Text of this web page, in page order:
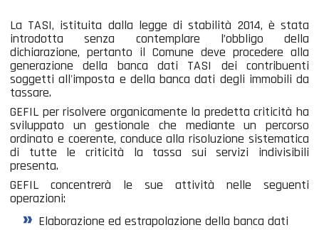
La TASI, istituita dalla legge di stabilità 2014, è stata
introdotta senza contemplare l’obbligo della
dichiarazione, pertanto il Comune deve procedere alla
generazione della banca dati TASI dei contribuenti
soggetti all'imposta e della banca dati degli immobili da
tassare.
GEFIL per risolvere organicamente la predetta criticità ha
sviluppato un gestionale che mediante un percorso
ordinato e coerente, conduce alla risoluzione sistematica
di tutte le criticità la tassa sui servizi indivisibili
presenta.
GEFIL concentrerà le sue attività nelle seguenti
operazioni:
Elaborazione ed estrapolazione della banca dati